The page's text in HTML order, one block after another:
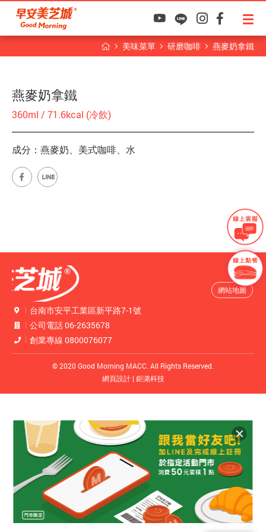
美味菜單 研磨咖啡 燕麥奶拿鐵
燕麥奶拿鐵
360ml / 71.6kcal (冷飲)
成分：燕麥奶、美式咖啡、水
台南市安平工業區新平路7-1號
公司電話06-2635678
創業專線 0800076077
© 2020 Good Morning MACC. All Rights Reserved.
網頁設計| 鉅潞科技
網站地圖